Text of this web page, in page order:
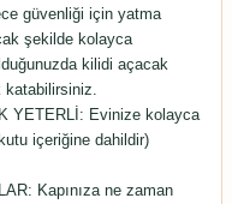
güvenliği için yatma
şekilde kolayca
kilidi açacak
katabilirsiniz.
YETERLİ: Evinize kolayca
içeriğine dahildir)
Kapınıza ne zaman